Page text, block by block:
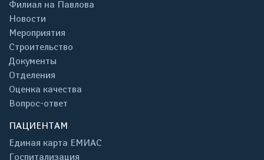
Филиал на Павлова
Новости
Мероприятия
Строительство
Документы
Отделения
Оценка качества
Вопрос-ответ
ПАЦИЕНТАМ
Единая карта ЕМИАС
Госпитализация